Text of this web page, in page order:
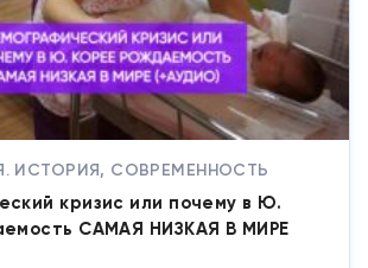
ИСТОРИЯ, СОВРЕМЕННОСТЬ
кризис или почему в Ю.
САМАЯ НИЗКАЯ В МИРЕ